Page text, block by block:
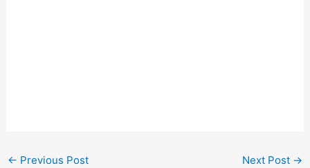
← Previous Post Next Post →